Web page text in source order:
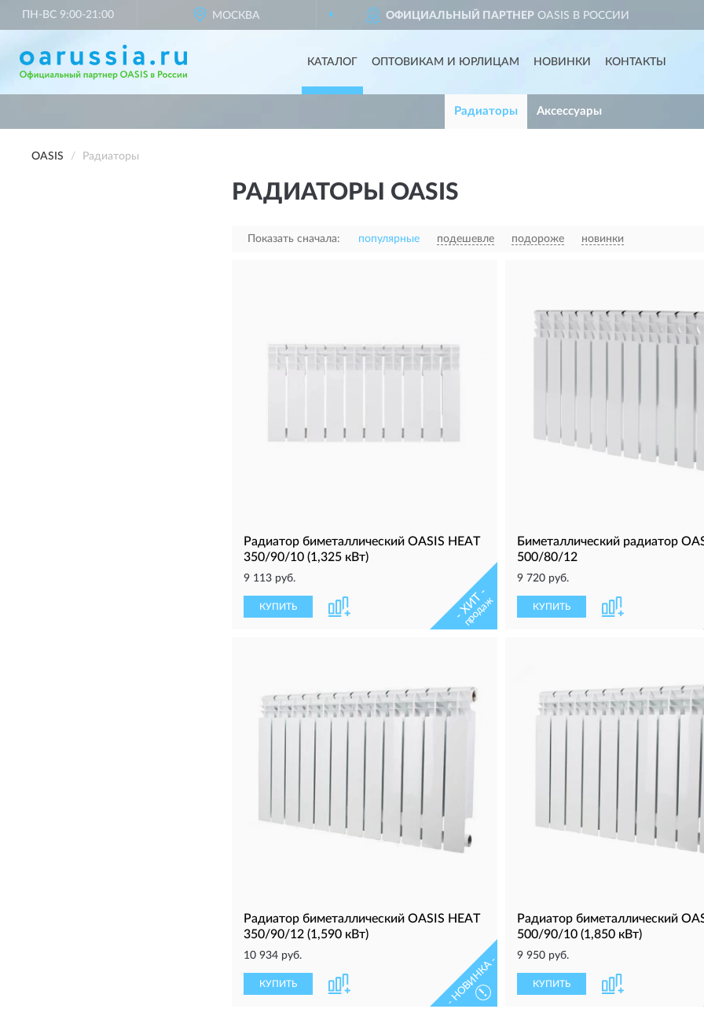
ПН-ВС 9:00-21:00 МОСКВА
ОФИЦИАЛЬНЫЙ ПАРТНЕР OASIS В РОССИИ ДОСТАВИМ
КАТАЛОГ ОПТОВИКАМ И ЮРЛИЦАМ НОВИНКИ КОНТАКТЫ
Радиаторы Аксессуары
OASIS Радиаторы
РАДИАТОРЫ OASIS
Показать сначала: популярные подешевле подороже новинки
Радиатор биметаллический OASIS HEAT
350/90/10 (1,325 кВт)
9 113 руб.
КУПИТЬ - ХИТ -
продаж
Биметаллический радиатор
500/80/12
9 720 руб.
КУПИТЬ
Радиатор биметаллический OASIS HEAT
350/90/12 (1,590 кВт)
10 934 руб.
КУПИТЬ - НОВИНКА -
!
Радиатор биметаллический
500/90/10 (1,850 кВт)
9 950 руб.
КУПИТЬ